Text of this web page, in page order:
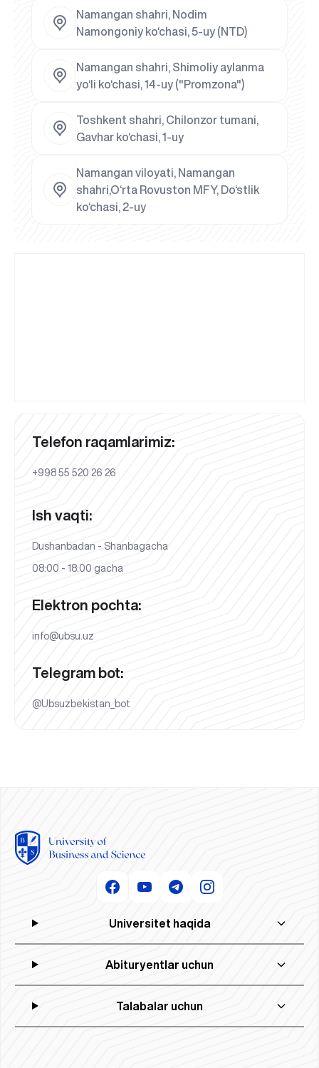
Namangan shahri, Nodim
Namongoniy ko‘chasi, 5-uy (NTD)
Namangan shahri, Shimoliy aylanma
yo‘li ko‘chasi, 14-uy ("Promzona")
Toshkent shahri, Chilonzor tumani,
Gavhar ko‘chasi, 1-uy
Namangan viloyati, Namangan
shahri,O‘rta Rovuston MFY, Do‘stlik
ko‘chasi, 2-uy
Telefon raqamlarimiz:
+998 55 520 26 26
Ish vaqti:
Dushanbadan - Shanbagacha
08:00 - 18:00 gacha
Elektron pochta:
info@ubsu.uz
Telegram bot:
@Ubsuzbekistan_bot
Universitet haqida
Abituryentlar uchun
Talabalar uchun